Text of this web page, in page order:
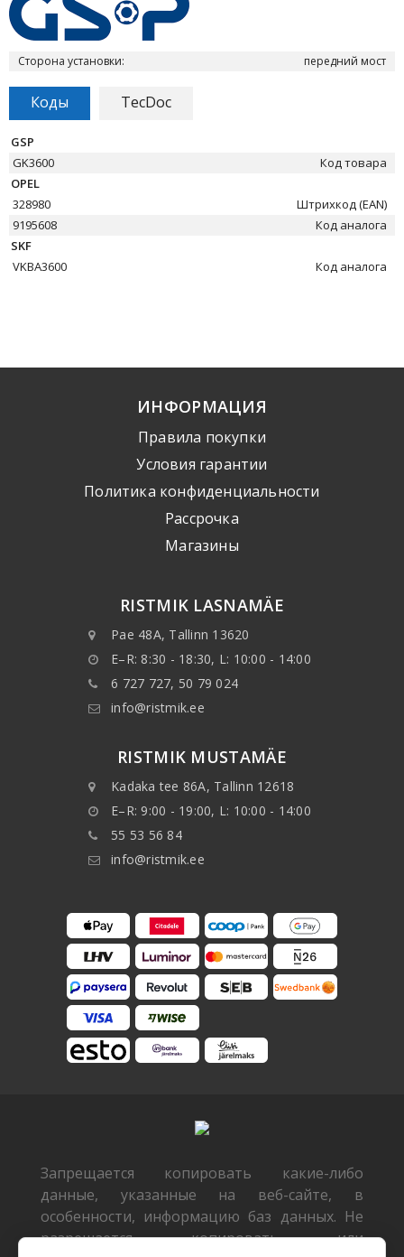
Сторона установки: передний мост
Коды TecDoc
GSP
GK3600
Код товара
OPEL
328980
Штрихкод (EAN)
9195608
Код аналога
SKF
VKBA3600
Код аналога
ИНФОРМАЦИЯ
Правила покупки
Условия гарантии
Политика конфиденциальности
Рассрочка
Mагазины
RISTMIK LASNAMÄE
Pae 48A, Tallinn 13620
E–R: 8:30 - 18:30, L: 10:00 - 14:00
6 727 727, 50 79 024
info@ristmik.ee
RISTMIK MUSTAMÄE
Kadaka tee 86A, Tallinn 12618
E–R: 9:00 - 19:00, L: 10:00 - 14:00
55 53 56 84
info@ristmik.ee
Запрещается копировать какие-либо
данные, указанные на веб-сайте, в
особенности, информацию баз данных. Не
разрешается копировать или